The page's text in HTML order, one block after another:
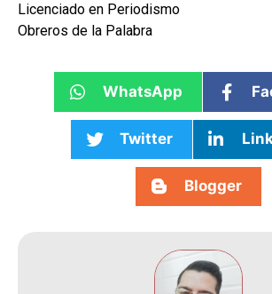
Licenciado en Periodismo
Obreros de la Palabra
WhatsApp
Twitter
Blogger